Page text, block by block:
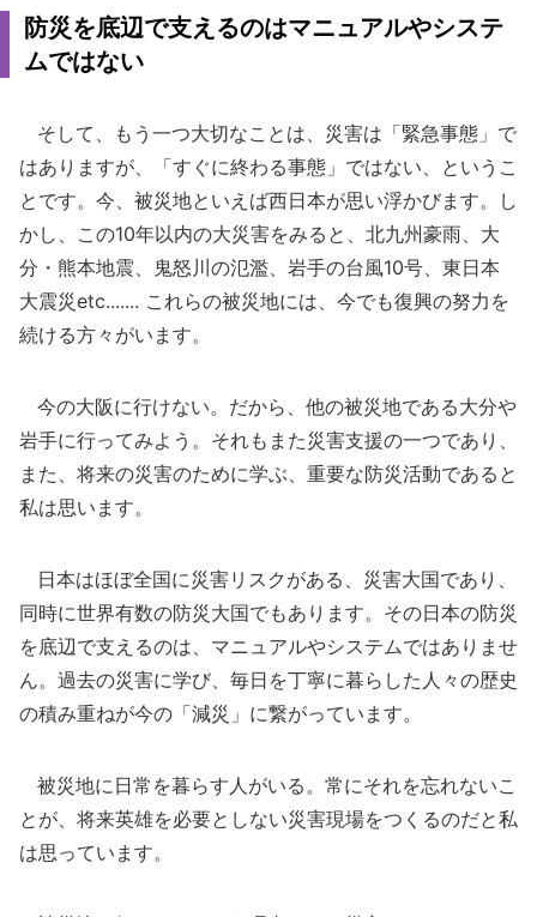
防災を底辺で支えるのはマニュアルやシステ
ムではない
そして、もう一つ大切なことは、災害は「緊急事態」で
はありますが、「すぐに終わる事態」ではない、というこ
とです。今、被災地といえば西日本が思い浮かびます。し
かし、この10年以内の大災害をみると、北九州豪雨、大
分・熊本地震、鬼怒川の氾濫、岩手の台風10号、東日本
大震災etc....... これらの被災地には、今でも復興の努力を
続ける方々がいます。
今の大阪に行けない。だから、他の被災地である大分や
岩手に行ってみよう。それもまた災害支援の一つであり、
また、将来の災害のために学ぶ、重要な防災活動であると
私は思います。
日本はほぼ全国に災害リスクがある、災害大国であり、
同時に世界有数の防災大国でもあります。その日本の防災
を底辺で支えるのは、マニュアルやシステムではありませ
ん。過去の災害に学び、毎日を丁寧に暮らした人々の歴史
の積み重ねが今の「減災」に繋がっています。
被災地に日常を暮らす人がいる。常にそれを忘れないこ
とが、将来英雄を必要としない災害現場をつくるのだと私
は思っています。